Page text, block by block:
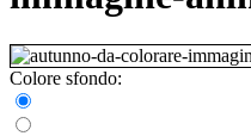
Colore sfondo: